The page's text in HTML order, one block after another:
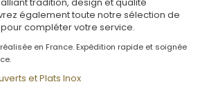
également toute notre sélection de
pour compléter votre service.
en France. Expédition rapide et soignée
et Plats Inox